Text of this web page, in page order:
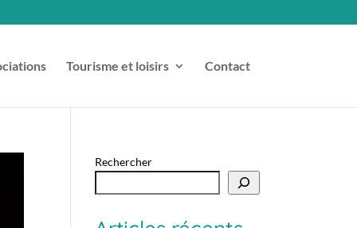
Tourisme et loisirs Contact
Rechercher